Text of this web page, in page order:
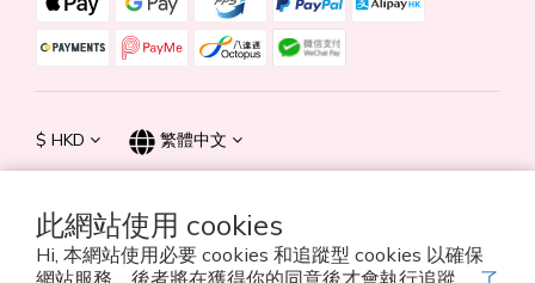
此網站使用 cookies
Hi, 本網站使用必要 cookies 和追蹤型 cookies 以確保
網站服務，後者將在獲得你的同意後才會執行追蹤。 了
$ HKD 繁體中文
© 2026 Summer Life Holdings Ltd. All rights reserved.